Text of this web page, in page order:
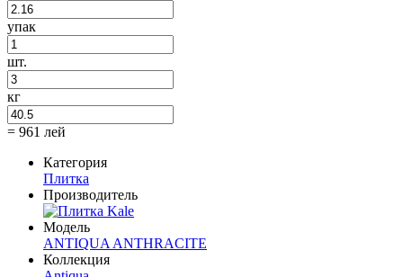
упак
шт.
кг
= 961 лей
Категория
Плитка
Производитель
Модель
ANTIQUA ANTHRACITE
Коллекция